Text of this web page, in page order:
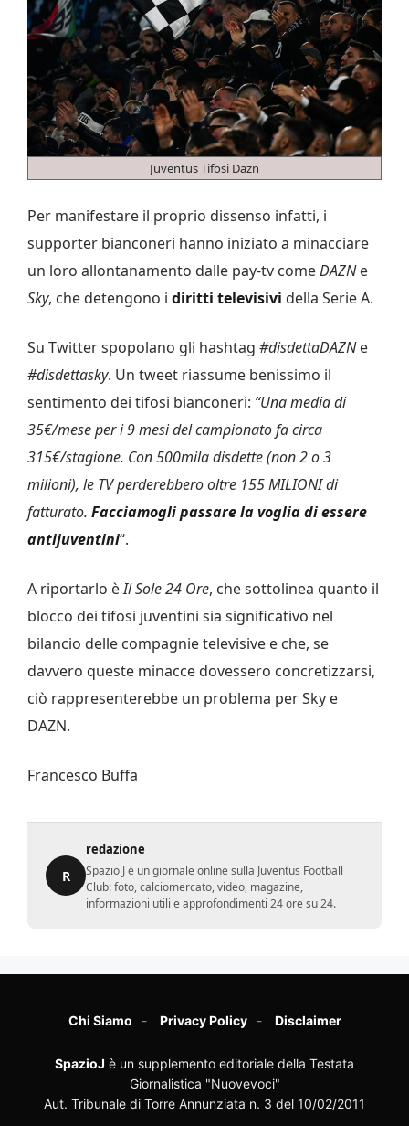
Juventus Tifosi Dazn
Per manifestare il proprio dissenso infatti, i
supporter bianconeri hanno iniziato a minacciare
un loro allontanamento dalle pay-tv comeDAZNe
Sky, che detengono i diritti televisivi della Serie A.
Su Twitter spopolano gli hashtag #disdettaDAZNe
#disdettasky. Un tweet riassume benissimo il
sentimento dei tifosi bianconeri: “Una media di
35€/mese per i 9 mesi del campionato fa circa
315€/stagione. Con 500mila disdette (non 2 o 3
milioni), le TV perderebbero oltre 155 MILIONI di
fatturato. Facciamogli passare la voglia di essere
antijuventini“.
A riportarlo èIl Sole 24 Ore, che sottolinea quanto il
blocco dei tifosi juventini sia significativo nel
bilancio delle compagnie televisive e che, se
davvero queste minacce dovessero concretizzarsi,
ciò rappresenterebbe un problema per Sky e
DAZN.
Francesco Buffa
R
redazione
Spazio J è un giornale online sulla Juventus Football
Club: foto, calciomercato, video, magazine,
informazioni utili e approfondimenti 24 ore su 24.
Chi Siamo Privacy Policy Disclaimer
SpazioJ è un supplemento editoriale della Testata
Giornalistica "Nuovevoci"
Aut. Tribunale di Torre Annunziata n. 3 del 10/02/2011